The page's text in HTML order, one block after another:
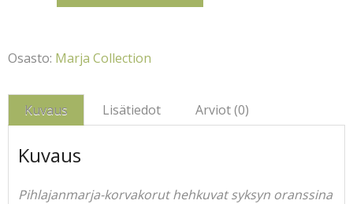
Osasto: Marja Collection
Kuvaus Lisätiedot Arviot (0)
Kuvaus
Pihlajanmarja-korvakorut hehkuvat syksyn oranssina